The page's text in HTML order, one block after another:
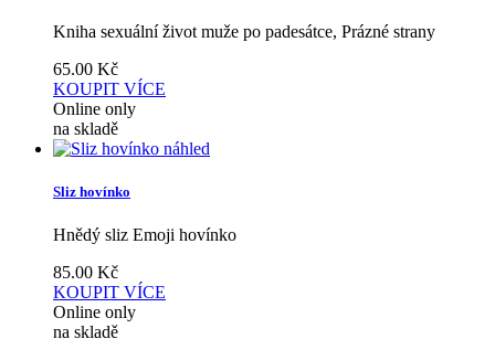
Kniha sexuální život muže po padesátce, Prázné strany
65.00 Kč
KOUPIT VÍCE
Online only
na skladě
náhled
Sliz hovínko
Hnědý sliz Emoji hovínko
85.00 Kč
KOUPIT VÍCE
Online only
na skladě